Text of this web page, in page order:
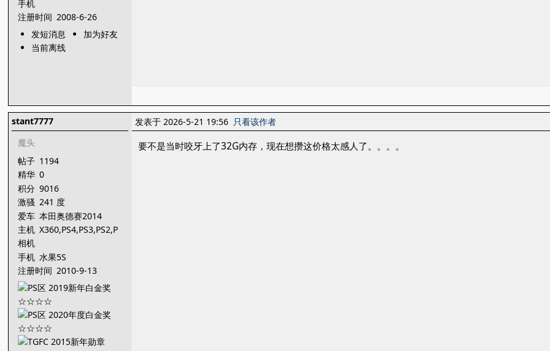
手机
注册时间 2008-6-26
发短消息
加为好友
当前离线
stant7777
魔头
帖子 1194
精华 0
积分 9016
激骚 241 度
爱车 本田奥德赛2014
主机 X360,PS4,PS3,PS2,P
相机
手机 水果5S
注册时间 2010-9-13
发表于 2026-5-21 19:56 只看该作者
要不是当时咬牙上了32G内存，现在想攒这价格太感人了。。。。